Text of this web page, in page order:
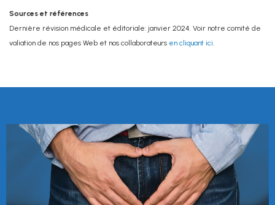
Sources et références
Dernière révision médicale et éditoriale: janvier 2024. Voir notre comité de
valiation de nos pages Web et nos collaborateurs en cliquant ici.